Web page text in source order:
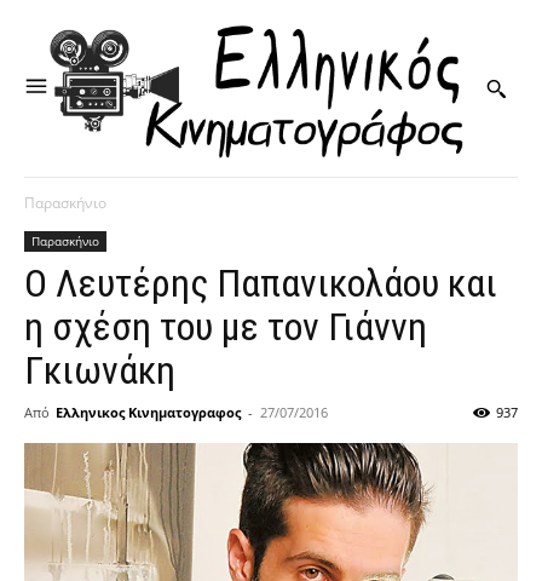
Παρασκήνιο
Παρασκήνιο
Ο Λευτέρης Παπανικολάου και
η σχέση του με τον Γιάννη
Γκιωνάκη
Από Ελληνικος Κινηματογραφος - 27/07/2016 937